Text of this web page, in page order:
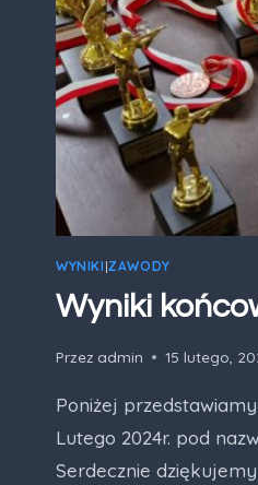
WYNIKI |ZAWODY
Wyniki
Przez admin 15 lutego,
Poniżej
Lutego 2024r. pod
Serdecznie